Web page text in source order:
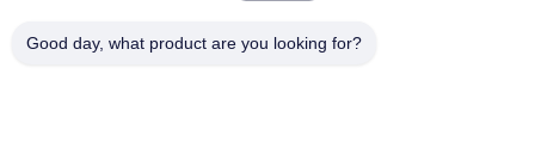
Good day, what product are you looking for?